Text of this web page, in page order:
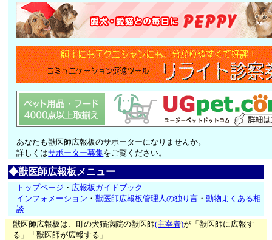
あなたも獣医師広報板のサポーターになりませんか。
詳しくはサポーター募集をご覧ください。
◆獣医師広報板メニュー
トップページ ・ 広報板ガイドブック
インフォメーション ・獣医師広報板管理人の独り言 ・動物よくある相
談
獣医師広報板は、町の犬猫病院の獣医師(主宰者)が「獣医師に広報す
る」「獣医師が広報する」